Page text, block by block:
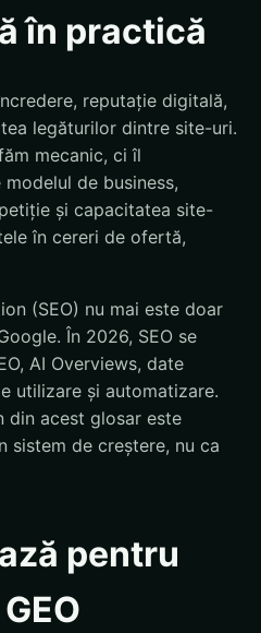
în practică
reputație digitală,
legăturilor dintre site-uri.
mecanic, ci îl
de business,
și capacitatea site-
în cereri de ofertă,
(SEO) nu mai este doar
În 2026, SEO se
AI Overviews, date
utilizare și automatizare.
din acest glosar este
sistem de creștere, nu ca
pentru